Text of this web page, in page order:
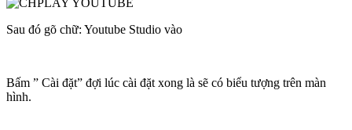
Sau đó gõ chữ: Youtube Studio vào
Bấm ” Cài đặt” đợi lúc cài đặt xong là sẽ có biểu tượng trên màn
hình.